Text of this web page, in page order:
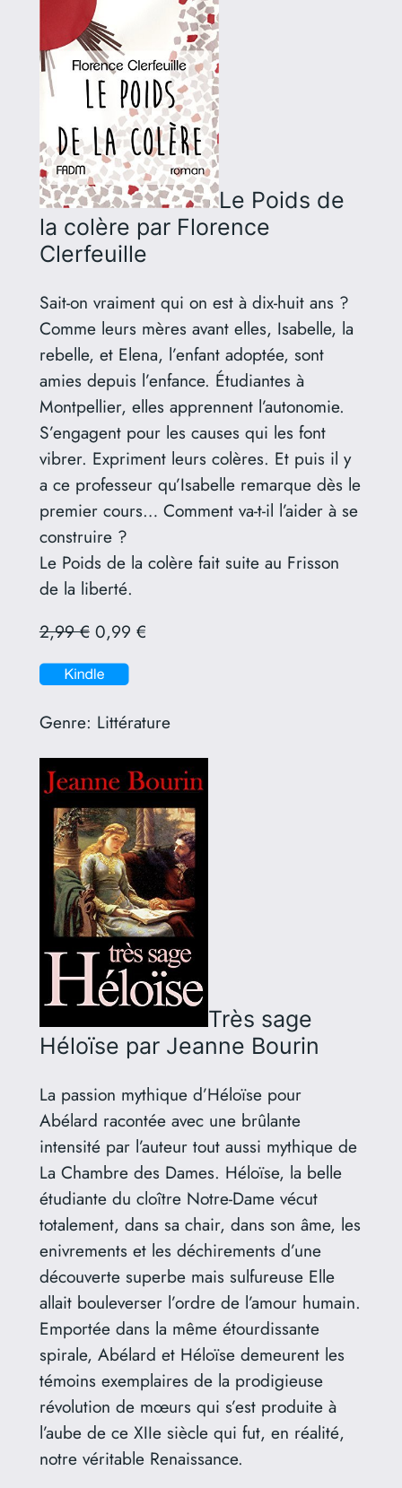
Le Poids de
la colère par Florence
Clerfeuille
Sait-on vraiment qui on est à dix-huit ans ?
Comme leurs mères avant elles, Isabelle, la
rebelle, et Elena, l’enfant adoptée, sont
amies depuis l’enfance. Étudiantes à
Montpellier, elles apprennent l’autonomie.
S’engagent pour les causes qui les font
vibrer. Expriment leurs colères. Et puis il y
a ce professeur qu’Isabelle remarque dès le
premier cours… Comment va-t-il l’aider à se
construire ?
Le Poids de la colère fait suite au Frisson
de la liberté.
2,99 €0,99 €
Genre: Littérature
Très sage
Héloïse par Jeanne Bourin
La passion mythique d’Héloïse pour
Abélard racontée avec une brûlante
intensité par l’auteur tout aussi mythique de
La Chambre des Dames. Héloïse, la belle
étudiante du cloître Notre-Dame vécut
totalement, dans sa chair, dans son âme, les
enivrements et les déchirements d’une
découverte superbe mais sulfureuse Elle
allait bouleverser l’ordre de l’amour humain.
Emportée dans la même étourdissante
spirale, Abélard et Héloïse demeurent les
témoins exemplaires de la prodigieuse
révolution de mœurs qui s’est produite à
l’aube de ce XIIe siècle qui fut, en réalité,
notre véritable Renaissance.